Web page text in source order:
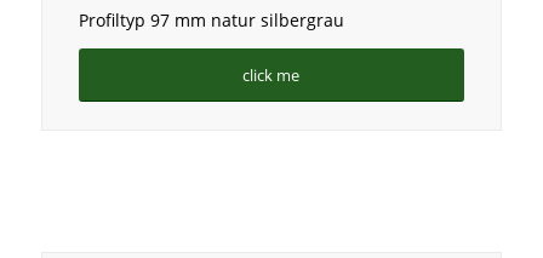
Profiltyp 97 mm natur silbergrau
click me